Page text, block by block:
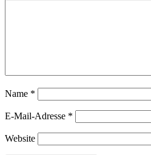
Name *
E-Mail-Adresse *
Website